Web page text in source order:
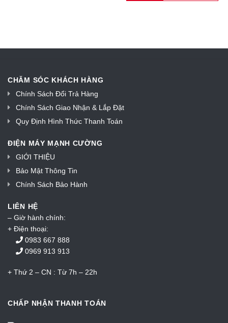
CHĂM SÓC KHÁCH HÀNG
Chính Sách Đổi Trả Hàng
Chính Sách Giao Nhận & Lắp Đặt
Quy Định Hình Thức Thanh Toán
ĐIỆN MÁY MẠNH CƯỜNG
GIỚI THIỆU
Bảo Mật Thông Tin
Chính Sách Bảo Hành
LIÊN HỆ
– Giờ hành chính:
+ Điện thoại:
0983 667 888
0969 913 913
+ Thứ 2 – CN : Từ 7h – 22h
CHẤP NHẬN THANH TOÁN